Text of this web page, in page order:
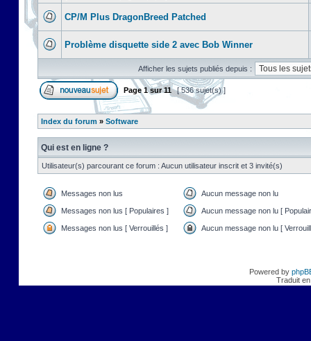
CP/M Plus DragonBreed Patched
Problème disquette side 2 avec Bob Winner
Afficher les sujets publiés depuis :
Page 1sur11 [ 536 sujet(s) ]
Index du forum » Software
Qui est en ligne ?
Utilisateur(s) parcourant ce forum : Aucun utilisateur inscrit et 3 invité(s)
Messages non lus Aucun message non lu
Messages non lus [ Populaires ] Aucun message non lu [
Messages non lus [ Verrouillés ] Aucun message non lu [
Powered by
Traduit